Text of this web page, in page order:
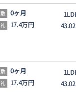
敷 0ヶ月
礼 17.4万円
敷 0ヶ月
礼 17.4万円